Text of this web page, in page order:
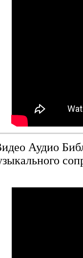
Аудио